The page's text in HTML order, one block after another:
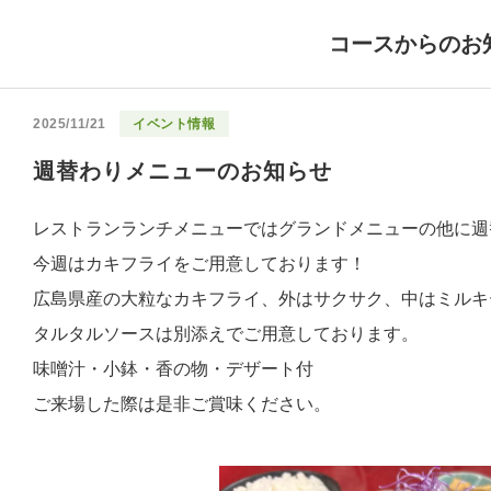
コースからのお
2025/11/21 イベント情報
週替わりメニューのお知らせ
レストランランチメニューではグランドメニューの他に
今週はカキフライをご用意しております！
広島県産の大粒なカキフライ、外はサクサク、中はミル
タルタルソースは別添えでご用意しております。
味噌汁・小鉢・香の物・デザート付
ご来場した際は是非ご賞味ください。